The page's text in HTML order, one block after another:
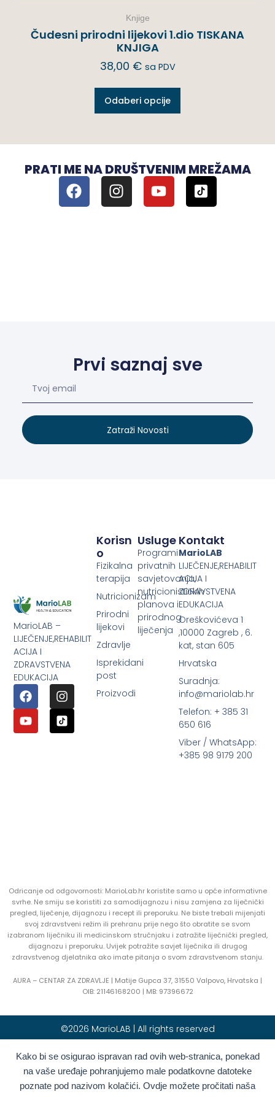
Kako bi se osigurao ispravan rad ovih web-stranica, ponekad
na vaše uređaje pohranjujemo male podatkovne datoteke
poznate pod nazivom kolačići. Ovdje možete pročitati naša
Knjige
Čudesni prirodni lijekovi 1.dio TISKANA
KNJIGA
38,00 € sa PDV
Odaberi opcije
PRATI ME NA DRUŠTVENIM MREŽAMA
Prvi saznaj sve
Zatraži Novosti
MarioLAB –
LIJEČENJE,REHABILIT
ACIJA I
ZDRAVSTVENA
EDUKACIJA
Usluge
Programi
privatnih
savjetovanja,
nutricionističkih
planova i
prirodnog
liječenja
Korisn
O
Fizikalna
terapija
Nutricionizam
Prirodni
lijekovi
Zdravlje
Isprekidani
post
Proizvodi
Kontakt
MarioLAB
LIJEČENJE,REHABILIT
ACIJA I
ZDRAVSTVENA
EDUKACIJA
Oreškovićeva 1
,10000 Zagreb , 6.
kat, stan 605
Hrvatska
Suradnja:
info@mariolab.hr
Telefon: + 385 31
650 616
Viber / WhatsApp:
+385 98 9179 200
Odricanje od odgovornosti: MarioLab.hr koristite samo u opće informativne
svrhe. Ne smiju se koristiti za samodijagnozu i nisu zamjena za liječnički
pregled, liječenje, dijagnozu i recept ili preporuku. Ne biste trebali mijenjati
svoj zdravstveni režim ili prehranu prije nego što obratite se svom
izabranom liječniku ili medicinskom stručnjaku i zatražite liječnički pregled,
dijagnozu i preporuku. Uvijek potražite savjet liječnika ili drugog
zdravstvenog djelatnika ako imate pitanja o svom zdravstvenom stanju.
AURA – CENTAR ZA ZDRAVLJE | Matije Gupca 37, 31550 Valpovo, Hrvatska |
OIB: 21146168200 | MB: 97396672
©2026 MarioLAB | All rights reserved
Hrvatski English(Engleski)
Deutsch(Njemački) Polski(Poljski)
Română(Rumunjski) Italiano( Talijanski)